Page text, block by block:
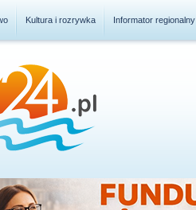
Kultura i rozrywka Informator regionalny